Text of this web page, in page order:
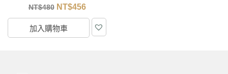
NT$480 NT$456
加入購物車